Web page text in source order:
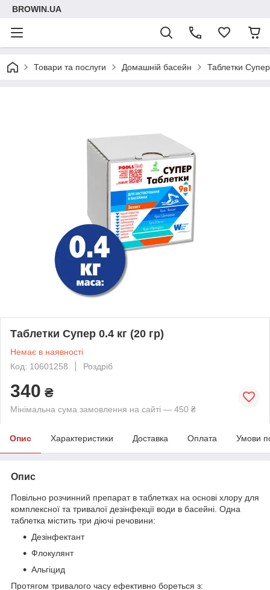
BROWIN.UA
Товари та послуги Домашній басейн Таблетки
Таблетки Супер 0.4 кг (20 гр)
Немає в наявності
Код: 10601258
Роздріб
340 ₴
Мінімальна сума замовлення на сайті — 450 ₴
Опис Характеристики Доставка Оплата Умови
Опис
Повільно розчинний препарат в таблетках на основі хлору для
комплексної та тривалої дезінфекції води в басейні. Одна
таблетка містить три діючі речовини:
Дезінфектант
Флокулянт
Альгіцид
Протягом тривалого часу ефективно бореться з: